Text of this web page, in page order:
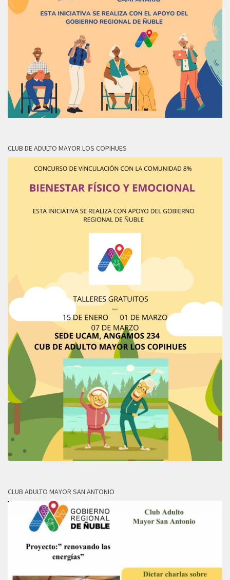
CLUB DE ADULTO MAYOR LOS COPIHUES
CLUB ADULTO MAYOR SAN ANTONIO